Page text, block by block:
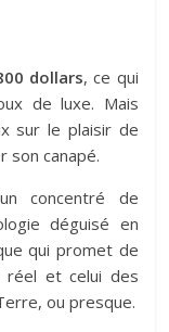
dollars, ce qui
de luxe. Mais
sur le plaisir de
son canapé.
concentré de
déguisé en
qui promet de
réel et celui des
ou presque.